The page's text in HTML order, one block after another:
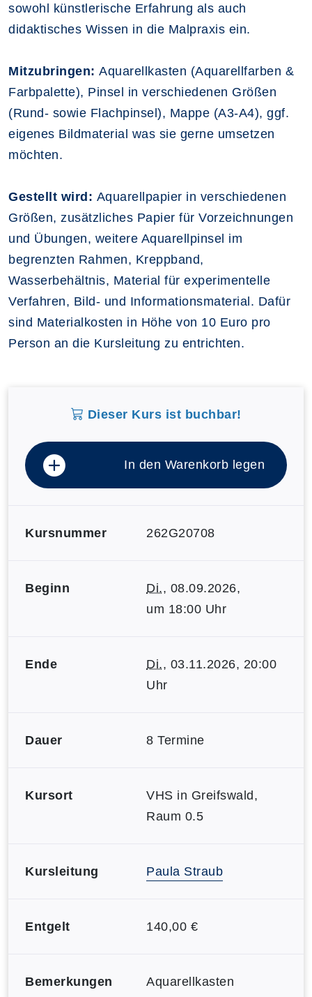
sowohl künstlerische Erfahrung als auch
didaktisches Wissen in die Malpraxis ein.
Mitzubringen: Aquarellkasten (Aquarellfarben &
Farbpalette), Pinsel in verschiedenen Größen
(Rund- sowie Flachpinsel), Mappe (A3-A4), ggf.
eigenes Bildmaterial was sie gerne umsetzen
möchten.
Gestellt wird: Aquarellpapier in verschiedenen
Größen, zusätzliches Papier für Vorzeichnungen
und Übungen, weitere Aquarellpinsel im
begrenzten Rahmen, Kreppband,
Wasserbehältnis, Material für experimentelle
Verfahren, Bild- und Informationsmaterial. Dafür
sind Materialkosten in Höhe von 10 Euro pro
Person an die Kursleitung zu entrichten.
Dieser Kurs ist buchbar!
In den Warenkorb legen
Kursnummer 262G20708
Beginn Di., 08.09.2026,
um 18:00 Uhr
Ende Di., 03.11.2026, 20:00
Uhr
Dauer 8 Termine
Kursort
VHS in Greifswald,
Raum 0.5
Kursleitung Paula Straub
Entgelt 140,00 €
Bemerkungen
Aquarellkasten